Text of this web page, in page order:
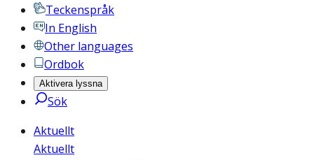
Teckenspråk
In English
Other languages
Ordbok
Aktivera lyssna
Sök
Aktuellt
Aktuellt